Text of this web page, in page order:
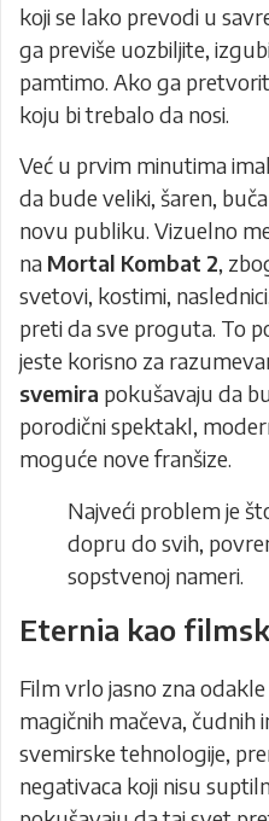
koji se lako prevodi u
ga previše uozbiljite,
pamtimo. Ako ga
koju bi trebalo da nosi.
Već u prvim minutima
da bude veliki, šaren,
novu publiku. Vizuelno
na Mortal Kombat 2,
svetovi, kostimi,
preti da sve proguta. To
jeste korisno za
svemira pokušavaju da
porodični spektakl,
moguće nove franšize.
Najveći problem je
dopru do svih,
sopstvenoj nameri.
Eternia kao
Film vrlo jasno zna odakle
magičnih mačeva, čudnih
svemirske tehnologije,
negativaca koji nisu